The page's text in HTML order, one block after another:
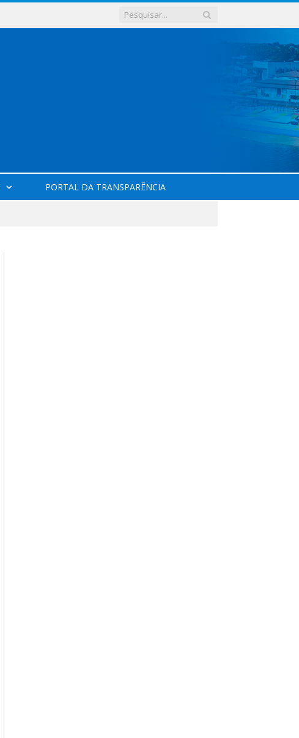
PORTAL DA TRANSPARÊNCIA